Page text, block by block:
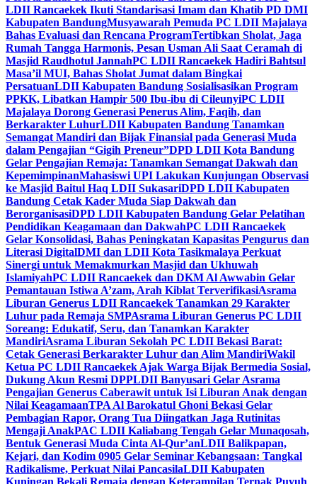
LDII Rancaekek Ikuti Standarisasi Imam dan Khatib PD DMI
Kabupaten BandungMusyawarah Pemuda PC LDII Majalaya
Bahas Evaluasi dan Rencana ProgramTertibkan Sholat, Jaga
Rumah Tangga Harmonis, Pesan Usman Ali Saat Ceramah di
Masjid Raudhotul JannahPC LDII Rancaekek Hadiri Bahtsul
Masa’il MUI, Bahas Sholat Jumat dalam Bingkai
PersatuanLDII Kabupaten Bandung Sosialisasikan Program
PPKK, Libatkan Hampir 500 Ibu-ibu di CileunyiPC LDII
Majalaya Dorong Generasi Penerus Alim, Faqih, dan
Berkarakter LuhurLDII Kabupaten Bandung Tanamkan
Semangat Mandiri dan Bijak Finansial pada Generasi Muda
dalam Pengajian “Gigih Preneur”DPD LDII Kota Bandung
Gelar Pengajian Remaja: Tanamkan Semangat Dakwah dan
KepemimpinanMahasiswi UPI Lakukan Kunjungan Observasi
ke Masjid Baitul Haq LDII SukasariDPD LDII Kabupaten
Bandung Cetak Kader Muda Siap Dakwah dan
BerorganisasiDPD LDII Kabupaten Bandung Gelar Pelatihan
Pendidikan Keagamaan dan DakwahPC LDII Rancaekek
Gelar Konsolidasi, Bahas Peningkatan Kapasitas Pengurus dan
Literasi DigitalDMI dan LDII Kota Tasikmalaya Perkuat
Sinergi untuk Memakmurkan Masjid dan Ukhuwah
IslamiyahPC LDII Rancaekek dan DKM Al Awwabin Gelar
Pemantauan Istiwa A’zam, Arah Kiblat TerverifikasiAsrama
Liburan Generus LDII Rancaekek Tanamkan 29 Karakter
Luhur pada Remaja SMPAsrama Liburan Generus PC LDII
Soreang: Edukatif, Seru, dan Tanamkan Karakter
MandiriAsrama Liburan Sekolah PC LDII Bekasi Barat:
Cetak Generasi Berkarakter Luhur dan Alim MandiriWakil
Ketua PC LDII Rancaekek Ajak Warga Bijak Bermedia Sosial,
Dukung Akun Resmi DPPLDII Banyusari Gelar Asrama
Pengajian Generus Caberawit untuk Isi Liburan Anak dengan
Nilai KeagamaanTPA Al Barokatul Ghoni Bekasi Gelar
Pembagian Rapor, Orang Tua Diingatkan Jaga Rutinitas
Mengaji AnakPAC LDII Kaliabang Tengah Gelar Munaqosah,
Bentuk Generasi Muda Cinta Al-Qur’anLDII Balikpapan,
Kejari, dan Kodim 0905 Gelar Seminar Kebangsaan: Tangkal
Radikalisme, Perkuat Nilai PancasilaLDII Kabupaten